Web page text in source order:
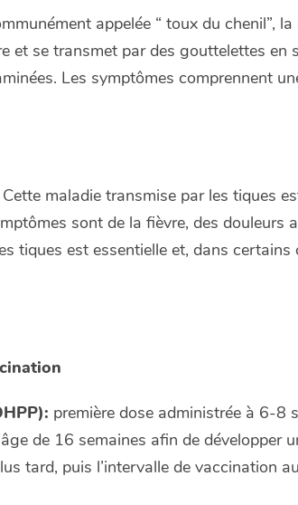
appelée “ toux du chenil”,
et se transmet par des gouttelettes
Les symptômes comprennent
Cette maladie transmise par les tiques
sont de la fièvre, des douleurs
tiques est essentielle et, dans
première dose administrée à 6-8
de 16 semaines afin de développer
tard, puis l’intervalle de vaccination